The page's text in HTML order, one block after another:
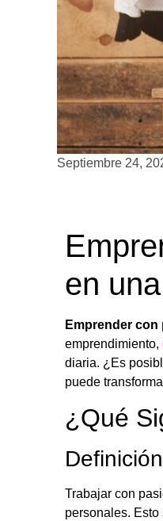
Septiembre 24,
en
Emprender con
emprendimiento,
diaria. ¿Es
puede
¿Qué
Trabajar con
personales.